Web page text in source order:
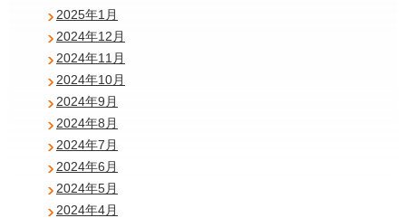
2025年1月
2024年12月
2024年11月
2024年10月
2024年9月
2024年8月
2024年7月
2024年6月
2024年5月
2024年4月